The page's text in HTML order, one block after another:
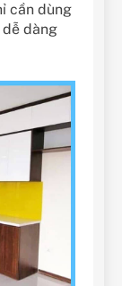
cần dùng
dàng